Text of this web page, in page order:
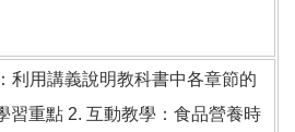
利用講義說明教科書中各章節的
習重點 2. 互動教學：食品營養時